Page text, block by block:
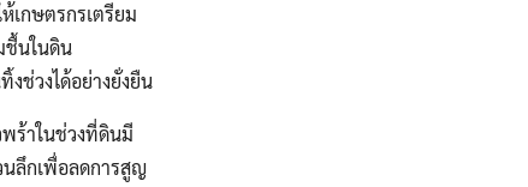
เกษตรกรเตรียม
ชื้นในดิน
ช่วงได้อย่างยั่งยืน
ร้าในช่วงที่ดินมี
ลึกเพื่อลดการสูญ